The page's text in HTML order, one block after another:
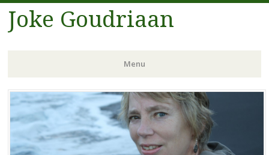
Joke Goudriaan
Menu
Spring
naar
inhoud